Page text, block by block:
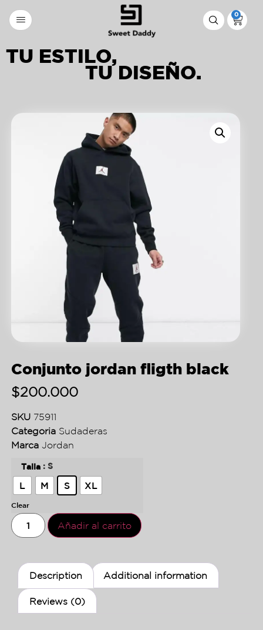
0
TU ESTILO,
TU DISEÑO.
Conjunto jordan fligth black
$200.000
SKU 75911
Categoria Sudaderas
Marca Jordan
Talla : S
L M S XL
Clear
Añadir al carrito
Description Additional information
Reviews (0)